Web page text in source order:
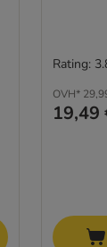
OVH*
19,49
Rating: